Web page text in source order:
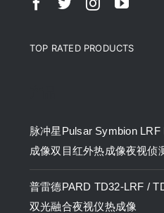
TOP RATED PRODUCTS
脉冲星Pulsar Symbion LRF
成像双目红外热成像夜视侦
普雷德PARD TD32-LRF /
双光融合夜视仪热成像